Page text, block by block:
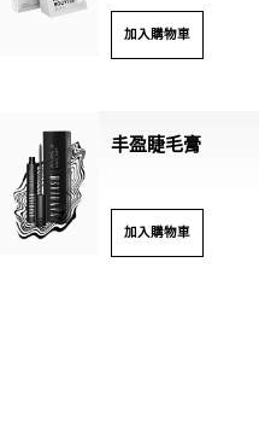
加入購物車
丰盈睫毛膏
加入購物車